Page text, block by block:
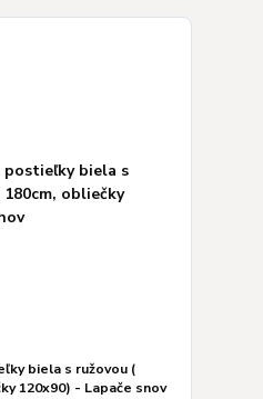
biela s ružovou (
120x90) - Lapače snov